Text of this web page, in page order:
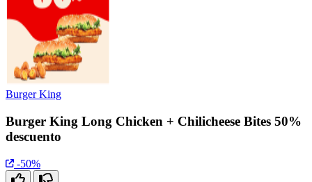
Burger King
Burger King Long Chicken + Chilicheese Bites 50%
descuento
-50%